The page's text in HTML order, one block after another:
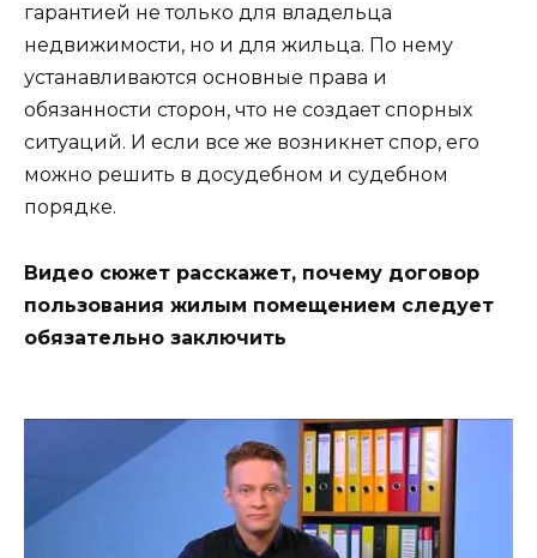
гарантией не только для владельца
недвижимости, но и для жильца. По нему
устанавливаются основные права и
обязанности сторон, что не создает спорных
ситуаций. И если все же возникнет спор, его
можно решить в досудебном и судебном
порядке.
Видео сюжет расскажет, почему договор
пользования жилым помещением следует
обязательно заключить